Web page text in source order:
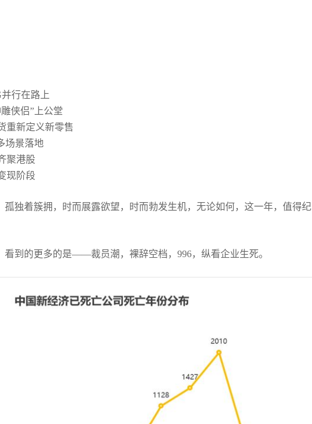
行在路上
侠侣”上公堂
重新定义新零售
场景落地
聚港股
现阶段
孤独着簇拥，时而展露欲望，时而勃发生机，无论如何，这一年，值得纪
看到的更多的是——裁员潮，裸辞空档，996，纵看企业生死。